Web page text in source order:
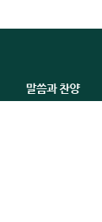
말씀과 찬양